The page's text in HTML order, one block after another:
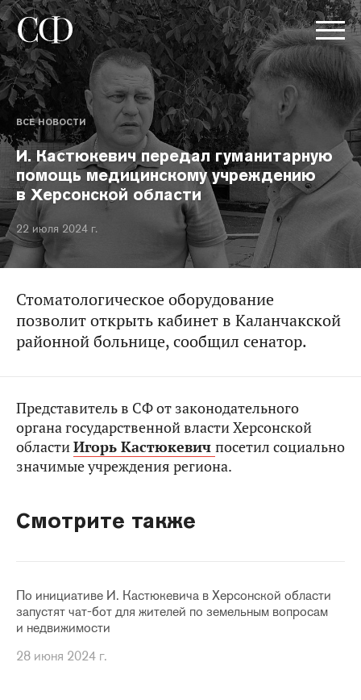
ВСЕ НОВОСТИ
И. Кастюкевич передал гуманитарную
помощь медицинскому учреждению
в Херсонской области
22 июля 2024 г.
Стоматологическое оборудование
позволит открыть кабинет в Каланчакской
районной больнице, сообщил сенатор.
Представитель в СФ от законодательного
органа государственной власти Херсонской
областиИгорь Кастюкевич посетил социально
значимые учреждения региона.
Смотрите также
По инициативе И. Кастюкевича в Херсонской области
запустят чат-бот для жителей по земельным вопросам
и недвижимости
28 июня 2024 г.